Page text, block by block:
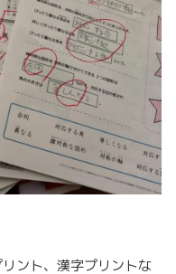
ント、漢字プリントな